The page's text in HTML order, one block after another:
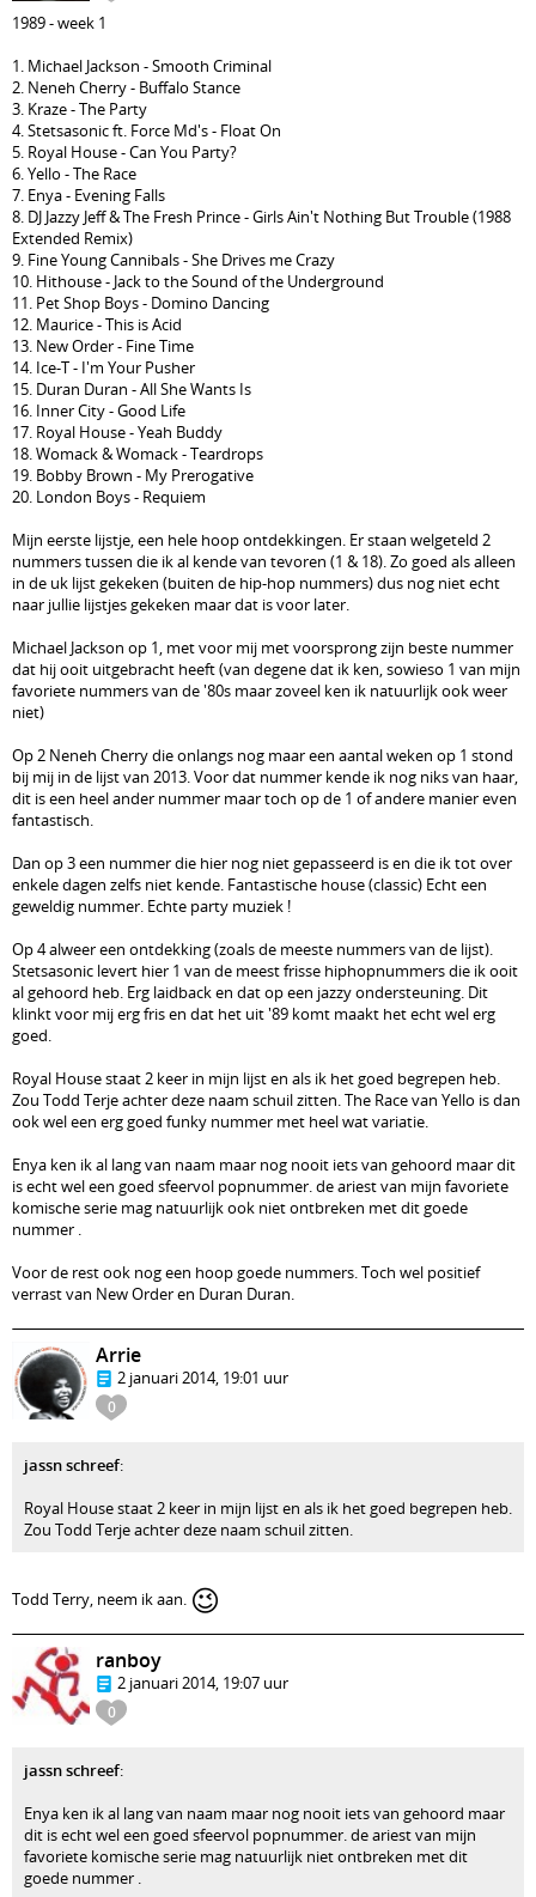
1989 - week 1
1. Michael Jackson - Smooth Criminal
2. Neneh Cherry - Buffalo Stance
3. Kraze - The Party
4. Stetsasonic ft. Force Md's - Float On
5. Royal House - Can You Party?
6. Yello - The Race
7. Enya - Evening Falls
8. DJ Jazzy Jeff & The Fresh Prince - Girls Ain't Nothing But Trouble (1988
Extended Remix)
9. Fine Young Cannibals - She Drives me Crazy
10. Hithouse - Jack to the Sound of the Underground
11. Pet Shop Boys - Domino Dancing
12. Maurice - This is Acid
13. New Order - Fine Time
14. Ice-T - I'm Your Pusher
15. Duran Duran - All She Wants Is
16. Inner City - Good Life
17. Royal House - Yeah Buddy
18. Womack & Womack - Teardrops
19. Bobby Brown - My Prerogative
20. London Boys - Requiem
Mijn eerste lijstje, een hele hoop ontdekkingen. Er staan welgeteld 2
nummers tussen die ik al kende van tevoren (1 & 18). Zo goed als alleen
in de uk lijst gekeken (buiten de hip-hop nummers) dus nog niet echt
naar jullie lijstjes gekeken maar dat is voor later.
Michael Jackson op 1, met voor mij met voorsprong zijn beste nummer
dat hij ooit uitgebracht heeft (van degene dat ik ken, sowieso 1 van mijn
favoriete nummers van de '80s maar zoveel ken ik natuurlijk ook weer
niet)
Op 2 Neneh Cherry die onlangs nog maar een aantal weken op 1 stond
bij mij in de lijst van 2013. Voor dat nummer kende ik nog niks van haar,
dit is een heel ander nummer maar toch op de 1 of andere manier even
fantastisch.
Dan op 3 een nummer die hier nog niet gepasseerd is en die ik tot over
enkele dagen zelfs niet kende. Fantastische house (classic) Echt een
geweldig nummer. Echte party muziek !
Op 4 alweer een ontdekking (zoals de meeste nummers van de lijst).
Stetsasonic levert hier 1 van de meest frisse hiphopnummers die ik ooit
al gehoord heb. Erg laidback en dat op een jazzy ondersteuning. Dit
klinkt voor mij erg fris en dat het uit '89 komt maakt het echt wel erg
goed.
Royal House staat 2 keer in mijn lijst en als ik het goed begrepen heb.
Zou Todd Terje achter deze naam schuil zitten. The Race van Yello is dan
ook wel een erg goed funky nummer met heel wat variatie.
Enya ken ik al lang van naam maar nog nooit iets van gehoord maar dit
is echt wel een goed sfeervol popnummer. de ariest van mijn favoriete
komische serie mag natuurlijk ook niet ontbreken met dit goede
nummer .
Voor de rest ook nog een hoop goede nummers. Toch wel positief
verrast van New Order en Duran Duran.
0
Arrie
2 januari 2014, 19:01 uur
jassn schreef:
Royal House staat 2 keer in mijn lijst en als ik het goed begrepen heb.
Zou Todd Terje achter deze naam schuil zitten.
Todd Terry, neem ik aan. 😉
0
ranboy
2 januari 2014, 19:07 uur
jassn schreef:
Enya ken ik al lang van naam maar nog nooit iets van gehoord maar
dit is echt wel een goed sfeervol popnummer. de ariest van mijn
favoriete komische serie mag natuurlijk niet ontbreken met dit
goede nummer .